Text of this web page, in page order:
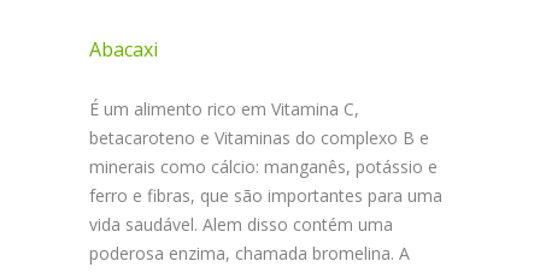
Abacaxi
É um alimento rico em Vitamina C,
betacaroteno e Vitaminas do complexo B e
minerais como cálcio: manganês, potássio e
ferro e fibras, que são importantes para uma
vida saudável. Alem disso contém uma
poderosa enzima, chamada bromelina. A